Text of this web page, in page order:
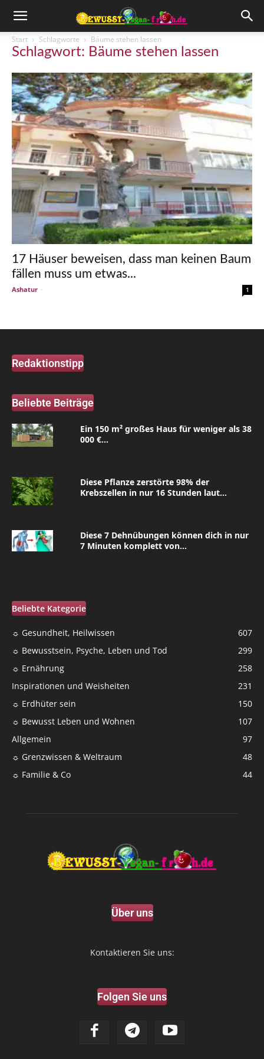
Start Schlagworte Bäume stehen lassen
Schlagwort: Bäume stehen lassen
17 Häuser beweisen, dass man keinen Baum
fällen muss um etwas...
Ashatur - 1
Redaktionstipp
Beliebte Beiträge
Ein 150 m² großes Haus für weniger als 38
000 €...
Diese Pflanze zerstörte 98% der
Krebszellen in nur 16 Stunden laut...
Diese 7 Dehnübungen können dich in nur
7 Minuten komplett von...
Beliebte Kategorie
☼ Gesundheit, Heilwissen
607
☼ Bewusstsein, Psyche, Leben und Tod
299
☼ Ernährung
258
Inspirationen und Weisheiten
231
☼ Erdhüter sein
150
☼ Bewusst Leben und Wohnen
107
Allgemein
97
☼ Grenzwissen & Weltraum
48
☼ Familie & Co
44
Über uns
Kontaktieren Sie uns:
Folgen Sie uns